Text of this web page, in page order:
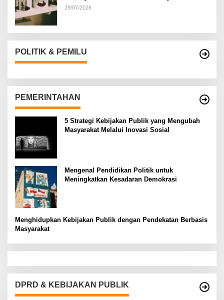
Bernegara di…
29/07/2026
POLITIK & PEMILU
PEMERINTAHAN
5 Strategi Kebijakan Publik yang Mengubah
Masyarakat Melalui Inovasi Sosial
Mengenal Pendidikan Politik untuk
Meningkatkan Kesadaran Demokrasi
Menghidupkan Kebijakan Publik dengan Pendekatan Berbasis
Masyarakat
DPRD & KEBIJAKAN PUBLIK